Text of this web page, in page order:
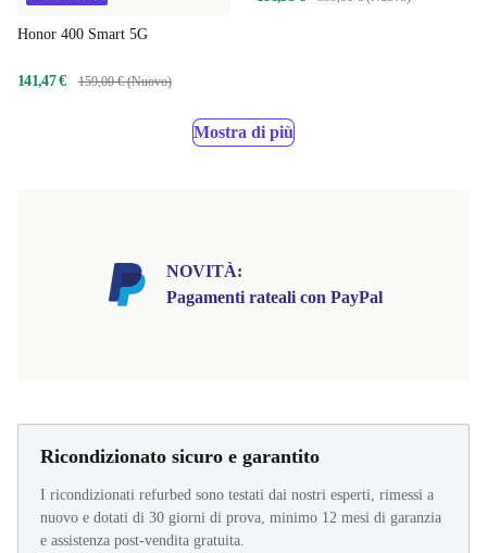
Honor 400 Smart 5G
141,47 € 159,00 € (Nuovo)
Mostra di più
NOVITÀ:
Pagamenti rateali con PayPal
Ricondizionato sicuro e garantito
I ricondizionati refurbed sono testati dai nostri esperti, rimessi a
nuovo e dotati di 30 giorni di prova, minimo 12 mesi di garanzia
e assistenza post-vendita gratuita.